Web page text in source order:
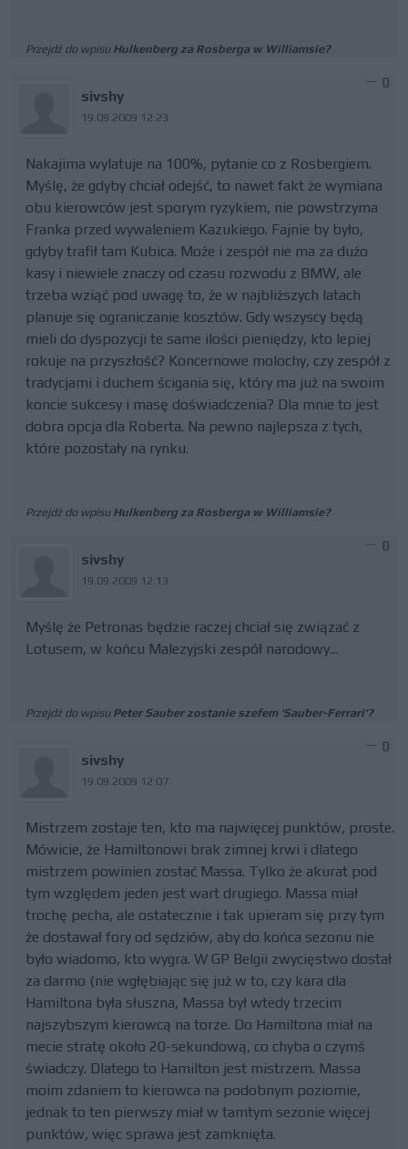
Przejdź do wpisu Hulkenberg za Rosberga w Williamsie?
sivshy
19.09.2009 12:23
0
Nakajima wylatuje na 100%, pytanie co z Rosbergiem.
Myślę, że gdyby chciał odejść, to nawet fakt że wymiana
obu kierowców jest sporym ryzykiem, nie powstrzyma
Franka przed wywaleniem Kazukiego. Fajnie by było,
gdyby trafił tam Kubica. Może i zespół nie ma za dużo
kasy i niewiele znaczy od czasu rozwodu z BMW, ale
trzeba wziąć pod uwagę to, że w najbliższych latach
planuje się ograniczanie kosztów. Gdy wszyscy będą
mieli do dyspozycji te same ilości pieniędzy, kto lepiej
rokuje na przyszłość? Koncernowe molochy, czy zespół z
tradycjami i duchem ścigania się, który ma już na swoim
koncie sukcesy i masę doświadczenia? Dla mnie to jest
dobra opcja dla Roberta. Na pewno najlepsza z tych,
które pozostały na rynku.
Przejdź do wpisu Hulkenberg za Rosberga w Williamsie?
sivshy
19.09.2009 12:13
0
Myślę że Petronas będzie raczej chciał się związać z
Lotusem, w końcu Malezyjski zespół narodowy...
Przejdź do wpisu Peter Sauber zostanie szefem 'Sauber-Ferrari'?
sivshy
19.09.2009 12:07
0
Mistrzem zostaje ten, kto ma najwięcej punktów, proste.
Mówicie, że Hamiltonowi brak zimnej krwi i dlatego
mistrzem powinien zostać Massa. Tylko że akurat pod
tym względem jeden jest wart drugiego. Massa miał
trochę pecha, ale ostatecznie i tak upieram się przy tym
że dostawał fory od sędziów, aby do końca sezonu nie
było wiadomo, kto wygra. W GP Belgii zwycięstwo dostał
za darmo (nie wgłębiając się już w to, czy kara dla
Hamiltona była słuszna, Massa był wtedy trzecim
najszybszym kierowcą na torze. Do Hamiltona miał na
mecie stratę około 20-sekundową, co chyba o czymś
świadczy. Dlatego to Hamilton jest mistrzem. Massa
moim zdaniem to kierowca na podobnym poziomie,
jednak to ten pierwszy miał w tamtym sezonie więcej
punktów, więc sprawa jest zamknięta.